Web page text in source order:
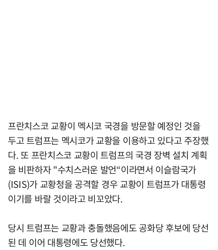
프란치스코 교황이 멕시코 국경을 방문할 예정인 것을
두고 트럼프는 멕시코가 교황을 이용하고 있다고 주장했
다. 또 프란치스코 교황이 트럼프의 국경 장벽 설치 계획
을 비판하자 "수치스러운 발언“이라면서 이슬람국가
(ISIS)가 교황청을 공격할 경우 교황이 트럼프가 대통령
이기를 바랄 것이라고 비꼬았다.
당시 트럼프는 교황과 충돌했음에도 공화당 후보에 당선
된 데 이어 대통령에도 당선했다.